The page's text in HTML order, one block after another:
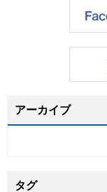
アーカイブ
タグ